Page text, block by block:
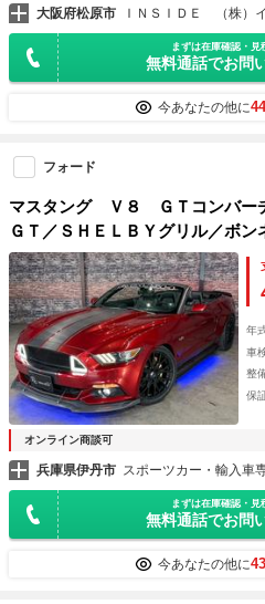
大阪府松原市 ＩＮＳＩＤＥ （株
まずは在庫確認・見
無料通話でお問
今あなたの他に
フォード
マスタング Ｖ８ ＧＴコンバ
ＧＴ／ＳＨＥＬＢＹグリル／ボ
ＩＡＴＯ ＦＬＯＷ ２０ＡＷ／
リップ／車高調／ナビＴＶ／Ｂカ
ＥＴＣ／レザーシート／禁煙
年
車
整
保
オンライン商談可
兵庫県伊丹市 スポーツカー・輸入
まずは在庫確認・見
無料通話でお問
今あなたの他に